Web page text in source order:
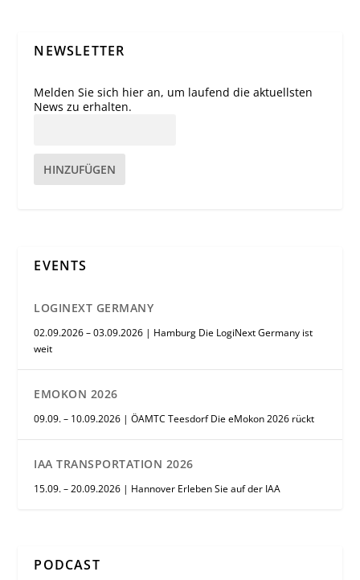
NEWSLETTER
Melden Sie sich hier an, um laufend die aktuellsten
News zu erhalten.
HINZUFÜGEN
EVENTS
LOGINEXT GERMANY
02.09.2026 – 03.09.2026 | Hamburg Die LogiNext Germany ist
weit
EMOKON 2026
09.09. – 10.09.2026 | ÖAMTC Teesdorf Die eMokon 2026 rückt
IAA TRANSPORTATION 2026
15.09. – 20.09.2026 | Hannover Erleben Sie auf der IAA
PODCAST